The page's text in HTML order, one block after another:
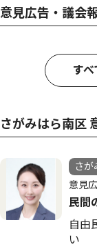
意見広告・議会
すべ
さがみはら南区
さが
意見
民間
自由
い